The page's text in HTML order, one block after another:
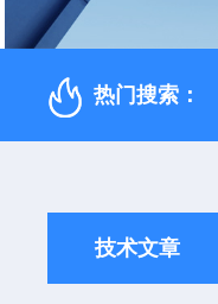
热门搜索：
技术文章